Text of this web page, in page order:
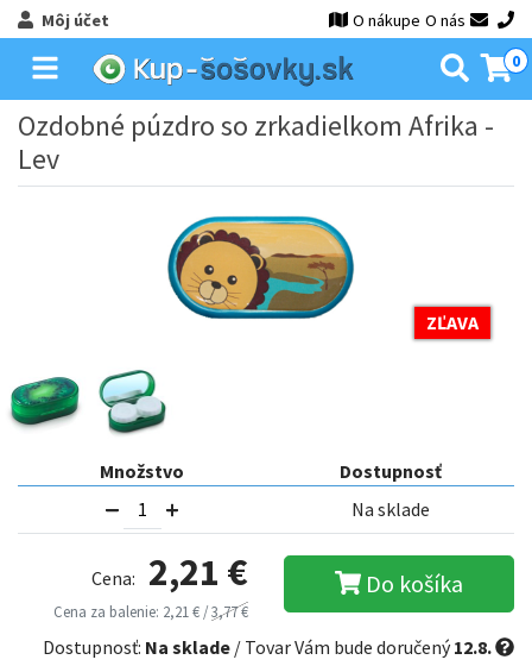
Môj účet O nákupe O nás
0
Ozdobné púzdro so zrkadielkom Afrika -
Lev
ZĽAVA
Množstvo
Dostupnosť
Na sklade
Cena: 2,21 €
Cena za balenie: 2,21 € /3,77 €
Do košíka
Dostupnosť: Na sklade / Tovar Vám bude doručený12.8.